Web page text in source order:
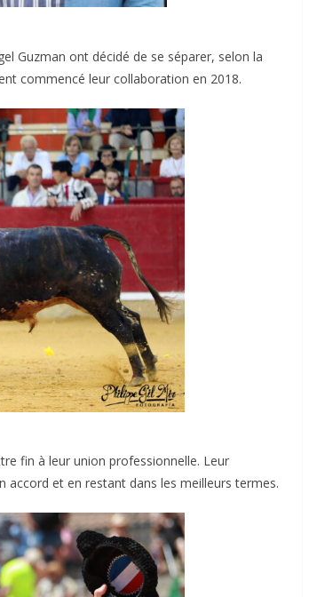
Guzman ont décidé de se séparer, selon la
commencé leur collaboration en 2018.
fin à leur union professionnelle. Leur
accord et en restant dans les meilleurs termes.